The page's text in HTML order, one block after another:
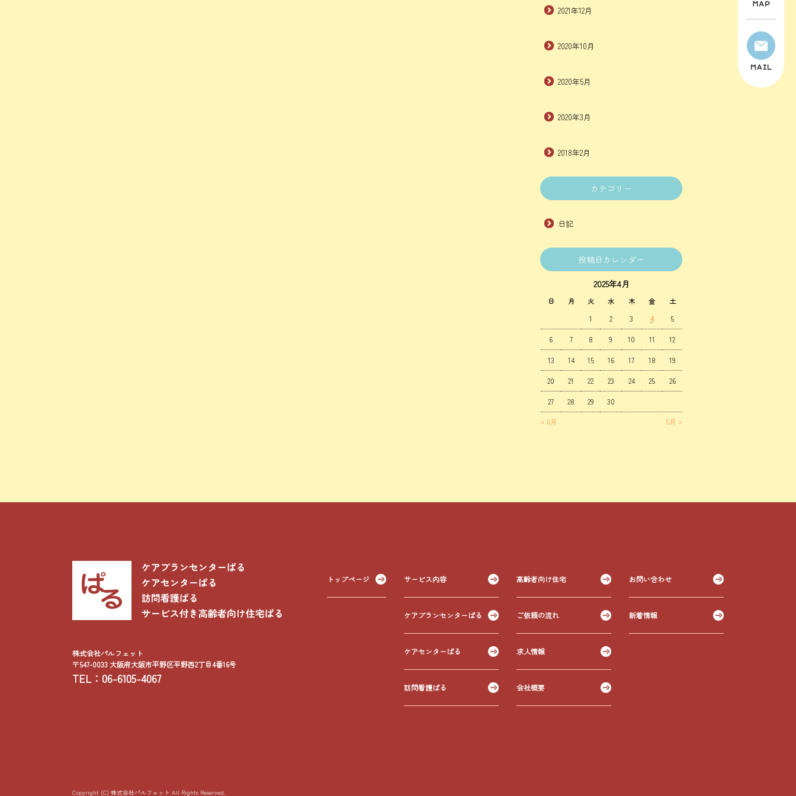
2021年12月
2020年10月
2020年5月
2020年3月
2018年2月
カテゴリー
日記
投稿日カレンダー
2025年4月
日 月 火 水 木 金 土
« 6月 5月 »
1 2 3 4 5
6 7 8 9 10 11 12
13 14 15 16 17 18 19
20 21 22 23 24 25 26
27 28 29 30
トップページ サービス内容
ケアプランセンターぱる
ケアセンターぱる
訪問看護ぱる
高齢者向け住宅
ご依頼の流れ
求人情報
会社概要
お問い合わせ
新着情報
株式会社パルフェット
〒547-0033 大阪府大阪市平野区平野西2丁目4番16号
TEL：06-6105-4067
Copyright (C) 株式会社パルフェット All Rights Reserved.